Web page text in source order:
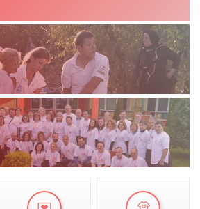
ДЕЈСТВУВАЊЕ
ПРИРАЧНИЦИ
СТРАТЕГИИ
БРОШУРИ